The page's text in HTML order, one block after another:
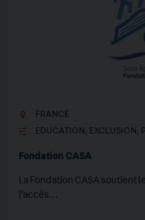
FRANCE
EDUCATION , EXCLUSION ,
Fondation CASA
La Fondation CASA
l’accès…